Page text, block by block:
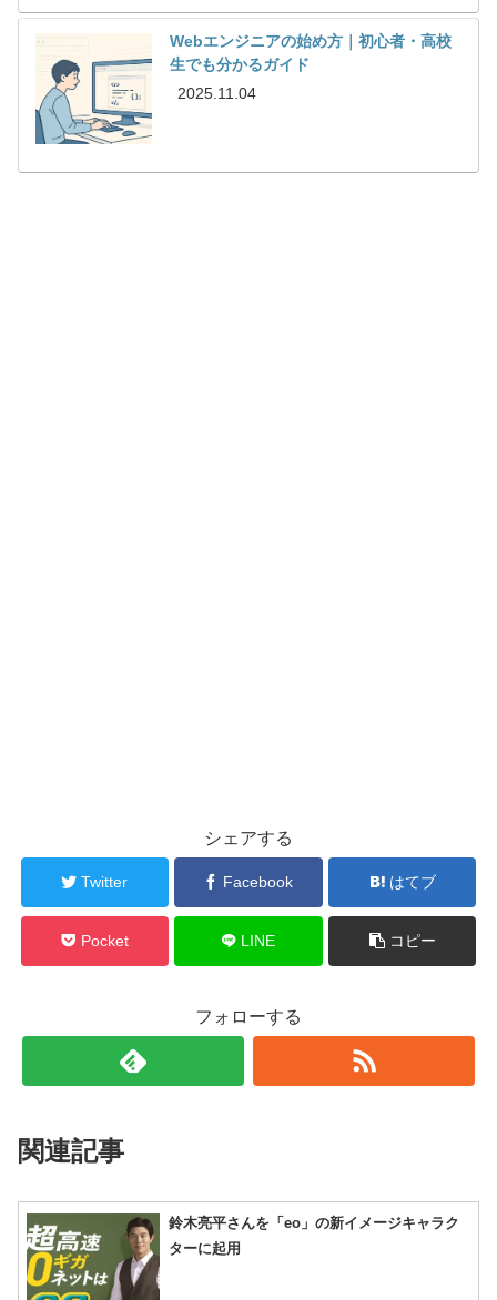
Webエンジニアの始め方｜初心者・高校
生でも分かるガイド
2025.11.04
シェアする
Twitter Facebook はてブ
Pocket LINE コピー
フォローする
関連記事
鈴木亮平さんを「eo」の新イメージキャラク
ターに起用